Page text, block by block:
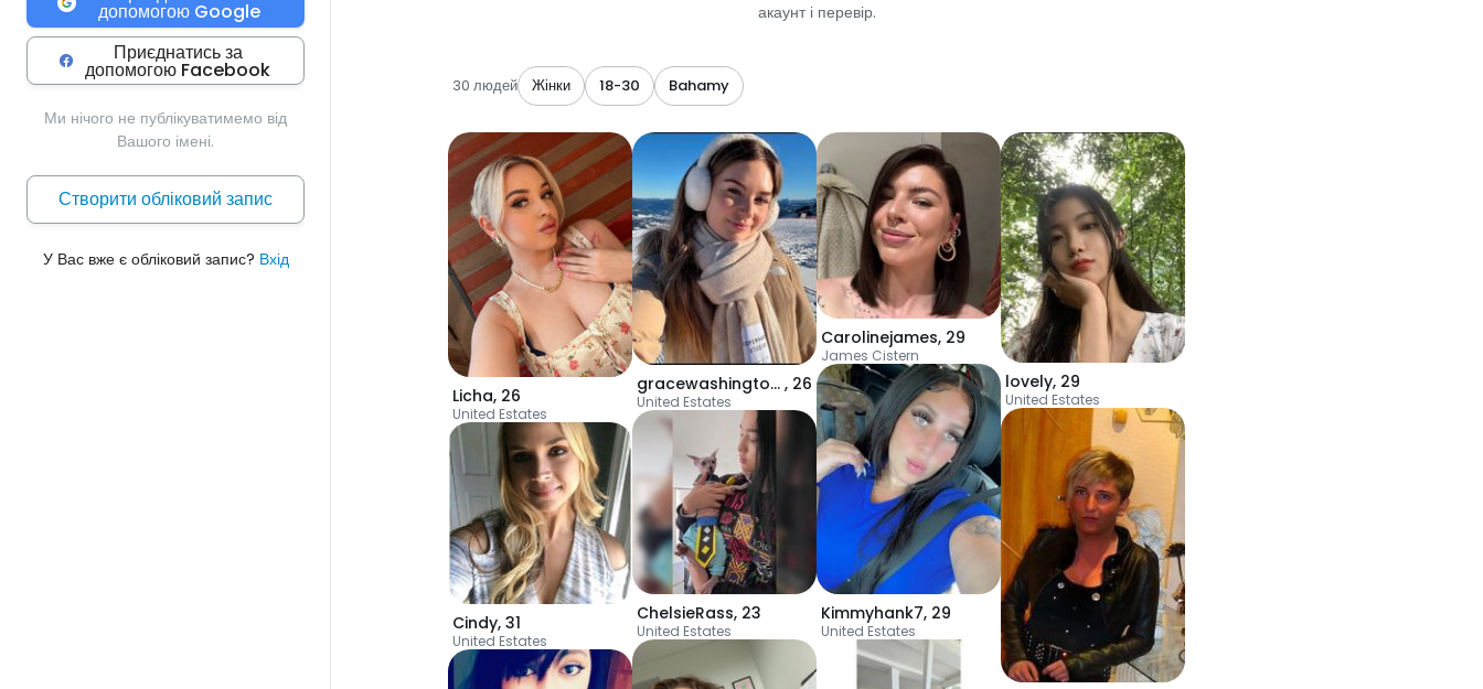
допомогою Google
Приєднатись за
допомогою Facebook
Ми нічого не публікуватимемо від
Вашого імені.
Створити обліковий запис
У Вас вже є обліковий запис? Вхід
акаунт і перевір.
30 людей Жінки 18-30 Bahamy
Licha, 26
United Estates
Cindy, 31
United Estates
gracewashington978 , 26
United Estates
ChelsieRass, 23
United Estates
Carolinejames, 29
James Cistern
Kimmyhank7, 29
United Estates
lovely, 29
United Estates